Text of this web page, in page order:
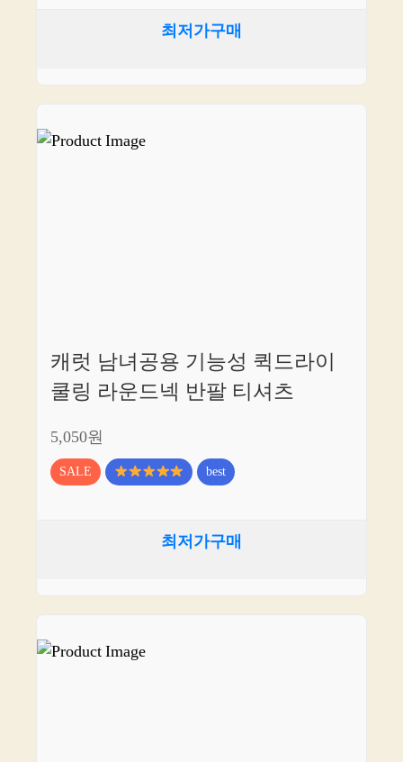
최저가구매
캐럿 남녀공용 기능성 퀵드라이
쿨링 라운드넥 반팔 티셔츠
5,050원
SALE best
최저가구매